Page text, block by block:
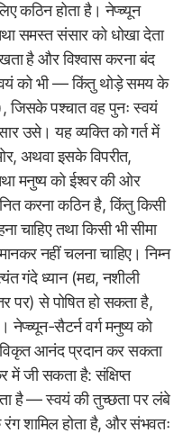
कठिन होता है। नेप्च्यून
समस्त संसार को धोखा देता
है और विश्वास करना बंद
को भी — किंतु थोड़े समय के
पश्चात वह पुनः स्वयं
उसे। यह व्यक्ति को गर्त में
अथवा इसके विपरीत,
मनुष्य को ईश्वर की ओर
करना कठिन है, किंतु किसी
चाहिए तथा किसी भी सीमा
नहीं चलना चाहिए। निम्न
गंदे ध्यान (मद्य, नशीली
पर) से पोषित हो सकता है,
सैटर्न वर्ग मनुष्य को
आनंद प्रदान कर सकता
जी सकता है: संक्षिप्त
है — स्वयं की तुच्छता पर लंबे
शामिल होता है, और संभवतः